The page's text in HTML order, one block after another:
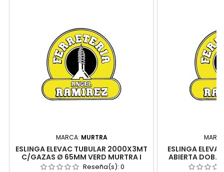
MARCA: MURTRA
ESLINGA ELEVAC TUBULAR 2000X3MT
C/GAZAS Ø 65MM VERD MURTRA I
Reseña(s): 0
ESLINGA
ABIERTA